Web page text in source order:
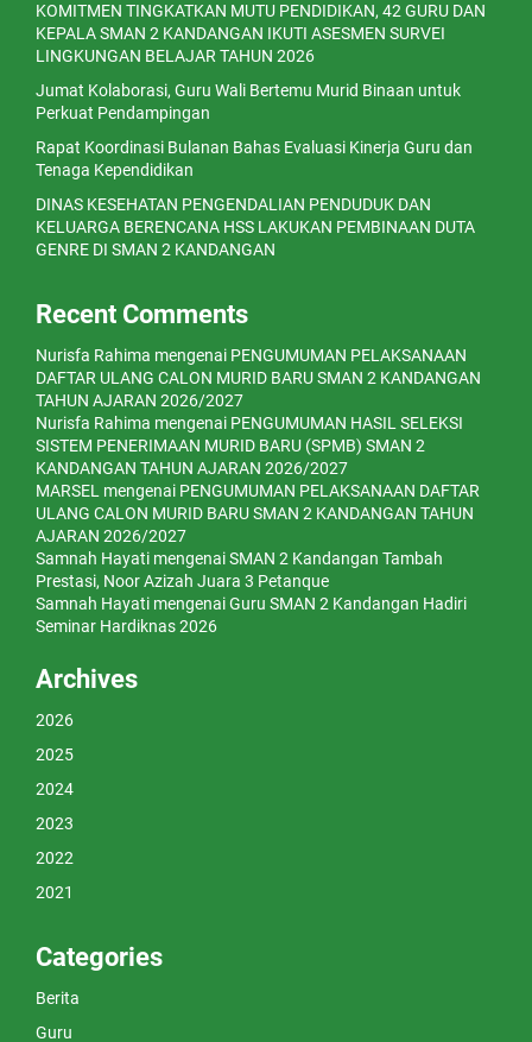
KOMITMEN TINGKATKAN MUTU PENDIDIKAN, 42 GURU DAN
KEPALA SMAN 2 KANDANGAN IKUTI ASESMEN SURVEI
LINGKUNGAN BELAJAR TAHUN 2026
Jumat Kolaborasi, Guru Wali Bertemu Murid Binaan untuk
Perkuat Pendampingan
Rapat Koordinasi Bulanan Bahas Evaluasi Kinerja Guru dan
Tenaga Kependidikan
DINAS KESEHATAN PENGENDALIAN PENDUDUK DAN
KELUARGA BERENCANA HSS LAKUKAN PEMBINAAN DUTA
GENRE DI SMAN 2 KANDANGAN
Recent Comments
Nurisfa Rahima mengenai PENGUMUMAN PELAKSANAAN
DAFTAR ULANG CALON MURID BARU SMAN 2 KANDANGAN
TAHUN AJARAN 2026/2027
Nurisfa Rahima mengenai PENGUMUMAN HASIL SELEKSI
SISTEM PENERIMAAN MURID BARU (SPMB) SMAN 2
KANDANGAN TAHUN AJARAN 2026/2027
MARSEL mengenai PENGUMUMAN PELAKSANAAN DAFTAR
ULANG CALON MURID BARU SMAN 2 KANDANGAN TAHUN
AJARAN 2026/2027
Samnah Hayati mengenaiSMAN 2 Kandangan Tambah
Prestasi, Noor Azizah Juara 3 Petanque
Samnah Hayati mengenaiGuru SMAN 2 Kandangan Hadiri
Seminar Hardiknas 2026
Archives
2026
2025
2024
2023
2022
2021
Categories
Berita
Guru